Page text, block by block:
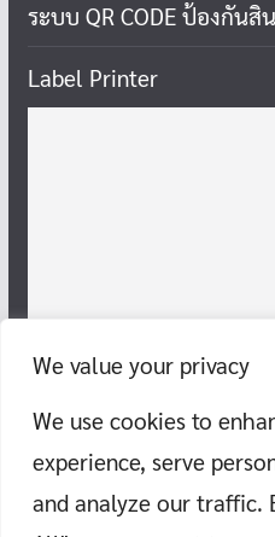
We value your privacy
We use cookies to
experience, serve
and analyze our traffic.
ระบบ QR CODE ป้องกันสิ
Label Printer